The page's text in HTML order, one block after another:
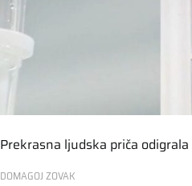
Prekrasna ljudska priča
DOMAGOJ ZOVAK